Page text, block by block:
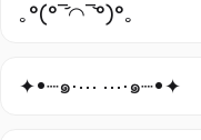
｡°(°¯᷄◠¯᷅°)°｡
✦•┈๑⋅⋯ ⋯⋅๑┈•✦